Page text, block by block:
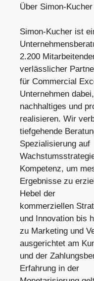
Über Simon-Kucher
Simon-Kucher ist
2.200
verlässlicher
für Commercial
Unternehmen dabei,
nachhaltiges und
realisieren. Wir
tiefgehende
Spezialisierung auf
Kompetenz, um
Ergebnisse zu
Hebel der
kommerziellen
und Innovation bis
zu Marketing und
ausgerichtet am
und der
Erfahrung in der